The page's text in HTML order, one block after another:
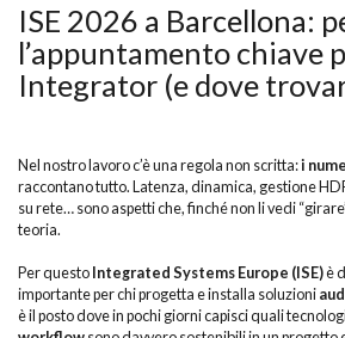
ISE 2026 a Barcellona:
l’appuntamento chiave
Integrator (e dove
Nel nostro lavoro c’è una regola non scritta:i
raccontano tutto. Latenza, dinamica, gestione
su rete… sono aspetti che, finché non li vedi
teoria.
Per questo Integrated Systems Europe (ISE)è
importante per chi progetta e installa soluzioni
è il posto dove in pochi giorni capisci quali